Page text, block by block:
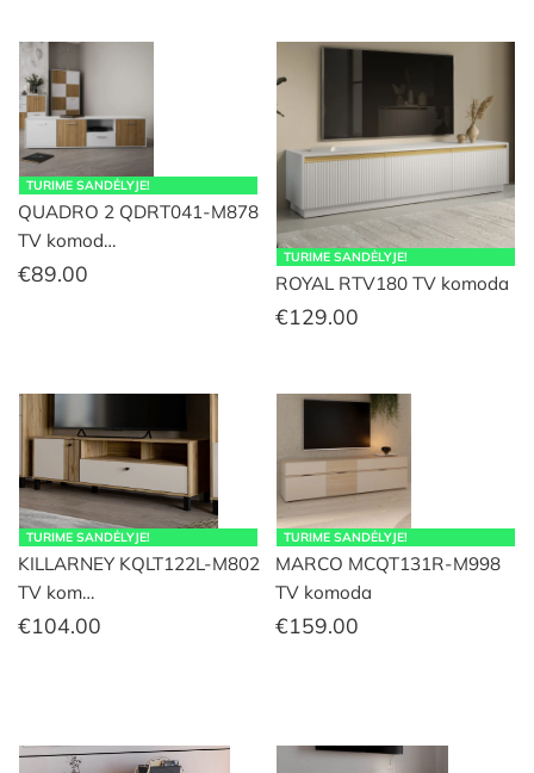
TURIME SANDĖLYJE!
QUADRO 2 QDRT041-M878
TV komod…
€89.00
TURIME SANDĖLYJE!
ROYAL RTV180 TV komoda
€129.00
TURIME SANDĖLYJE!
KILLARNEY KQLT122L-M802
TV kom…
€104.00
TURIME SANDĖLYJE!
MARCO MCQT131R-M998
TV komoda
€159.00